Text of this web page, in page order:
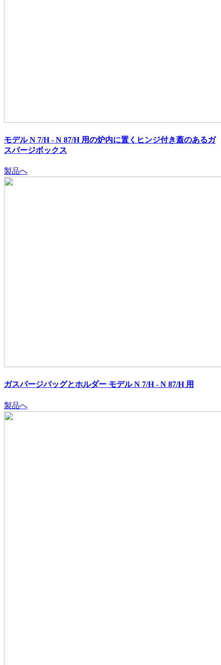
モデル N 7/H - N 87/H 用の炉内に置くヒンジ付き蓋のあるガ
スパージボックス
製品へ
ガスパージバッグとホルダー モデル N 7/H - N 87/H 用
製品へ